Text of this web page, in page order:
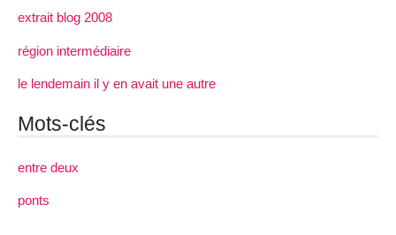
extrait blog 2008
région intermédiaire
le lendemain il y en avait une autre
Mots-clés
entre deux
ponts